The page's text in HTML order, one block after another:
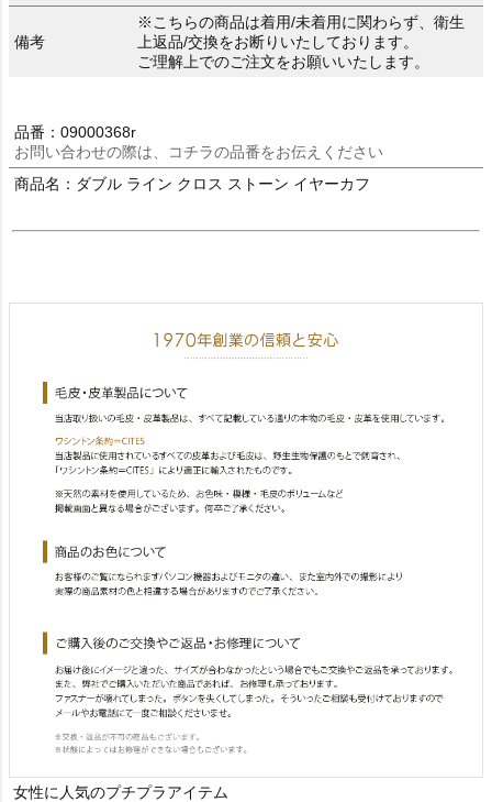
備考
※こちらの商品は着用/未着用に関わらず、衛生
上返品/交換をお断りいたしております。
ご理解上でのご注文をお願いいたします。
品番：09000368r
お問い合わせの際は、コチラの品番をお伝えください
商品名：ダブル ライン クロス ストーン イヤーカフ
女性に人気のプチプラアイテム